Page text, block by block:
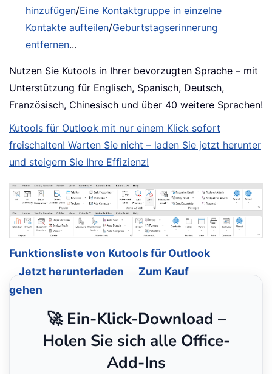
hinzufügen/Eine Kontaktgruppe in einzelne
Kontakte aufteilen/Geburtstagserinnerung
entfernen...
Nutzen Sie Kutools in Ihrer bevorzugten Sprache – mit
Unterstützung für Englisch, Spanisch, Deutsch,
Französisch, Chinesisch und über 40 weitere Sprachen!
Kutools für Outlook mit nur einem Klick sofort
freischalten! Warten Sie nicht – laden Sie jetzt herunter
und steigern Sie Ihre Effizienz!
Funktionsliste von Kutools für Outlook
Jetzt herunterladen
Zum Kauf
gehen
🚀 Ein-Klick-Download –
Holen Sie sich alle Office-
Add-Ins